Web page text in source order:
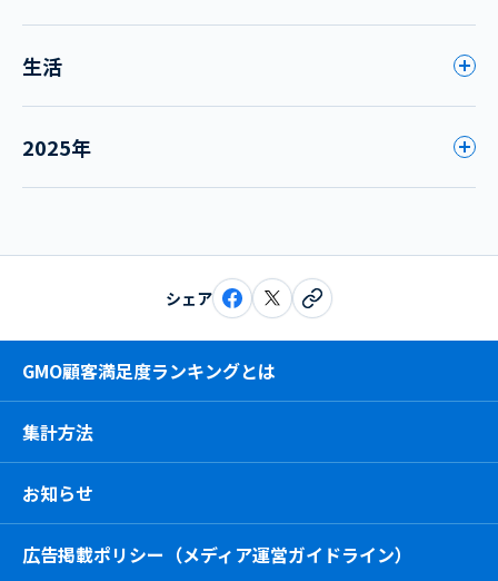
生活
2025年
シェア
GMO顧客満足度ランキングとは
集計方法
お知らせ
広告掲載ポリシー（メディア運営ガイドライン）